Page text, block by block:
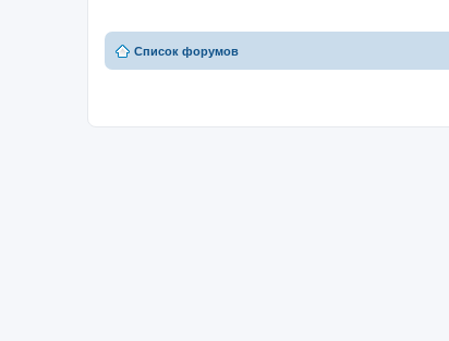
Список форумов